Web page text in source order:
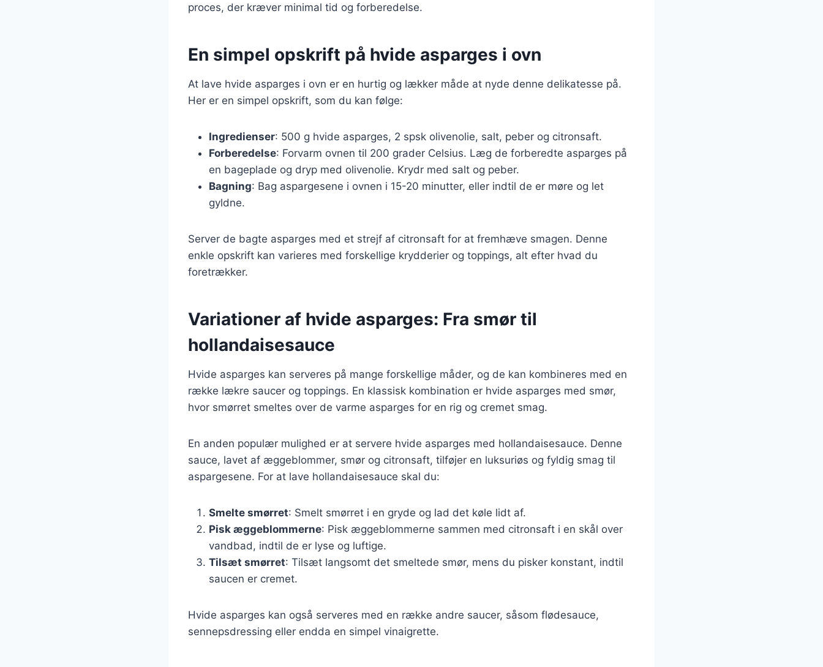
proces, der kræver minimal tid og forberedelse.
En simpel opskrift på hvide asparges i ovn
At lave hvide asparges i ovn er en hurtig og lækker måde at nyde denne delikatesse på.
Her er en simpel opskrift, som du kan følge:
Ingredienser: 500 g hvide asparges, 2 spsk olivenolie, salt, peber og citronsaft.
Forberedelse: Forvarm ovnen til 200 grader Celsius. Læg de forberedte asparges på
en bageplade og dryp med olivenolie. Krydr med salt og peber.
Bagning: Bag aspargesene i ovnen i 15-20 minutter, eller indtil de er møre og let
gyldne.
Server de bagte asparges med et strejf af citronsaft for at fremhæve smagen. Denne
enkle opskrift kan varieres med forskellige krydderier og toppings, alt efter hvad du
foretrækker.
Variationer af hvide asparges: Fra smør til
hollandaisesauce
Hvide asparges kan serveres på mange forskellige måder, og de kan kombineres med en
række lækre saucer og toppings. En klassisk kombination er hvide asparges med smør,
hvor smørret smeltes over de varme asparges for en rig og cremet smag.
En anden populær mulighed er at servere hvide asparges med hollandaisesauce. Denne
sauce, lavet af æggeblommer, smør og citronsaft, tilføjer en luksuriøs og fyldig smag til
aspargesene. For at lave hollandaisesauce skal du:
Smelte smørret: Smelt smørret i en gryde og lad det køle lidt af.
Pisk æggeblommerne: Pisk æggeblommerne sammen med citronsaft i en skål over
vandbad, indtil de er lyse og luftige.
Tilsæt smørret: Tilsæt langsomt det smeltede smør, mens du pisker konstant, indtil
saucen er cremet.
Hvide asparges kan også serveres med en række andre saucer, såsom flødesauce,
sennepsdressing eller endda en simpel vinaigrette.